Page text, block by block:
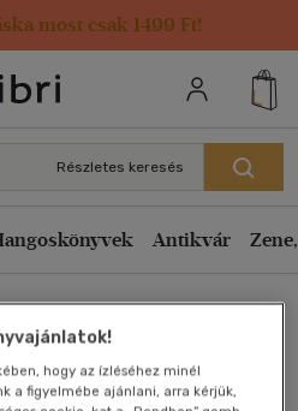
most csak 1499 Ft!
adatai
Részletes keresés
Antikvár
hogy az ízléséhez minél
a figyelmébe ajánlani, arra kérjük,